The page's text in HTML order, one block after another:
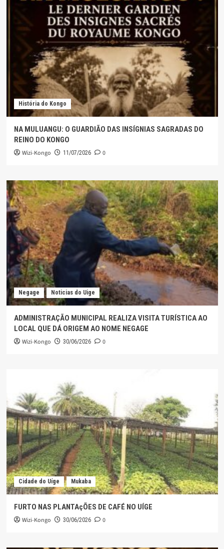
História do Kongo
NA MULUANGU: O GUARDIÃO DAS INSÍGNIAS SAGRADAS DO
REINO DO KONGO
Wizi-Kongo 11/07/2026 0
Negage Noticias do Uige
ADMINISTRAÇÃO MUNICIPAL REALIZA VISITA TURÍSTICA AO
LOCAL QUE DÁ ORIGEM AO NOME NEGAGE
Wizi-Kongo 30/06/2026 0
Cidade do Uíge Mukaba
FURTO NAS PLANTAçÕES DE CAFÉ NO UÍGE
Wizi-Kongo 30/06/2026 0